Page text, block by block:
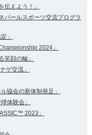
えよう！」
パールスポーツ交流プログラ
」
2024」
顔の輪」
ゲ交流」
協会の新体制発足」
体験会」
2023」